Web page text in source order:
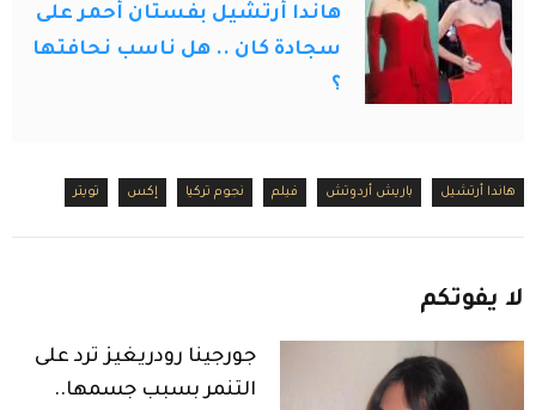
هاندا أرتشيل بفستان أحمر على
سجادة كان .. هل ناسب نحافتها
؟
هاندا أرتشيل باريش أردوتش فيلم نجوم تركيا إكس تويتر
لا يفوتكم
جورجينا رودريغيز ترد على
التنمر بسبب جسمها..